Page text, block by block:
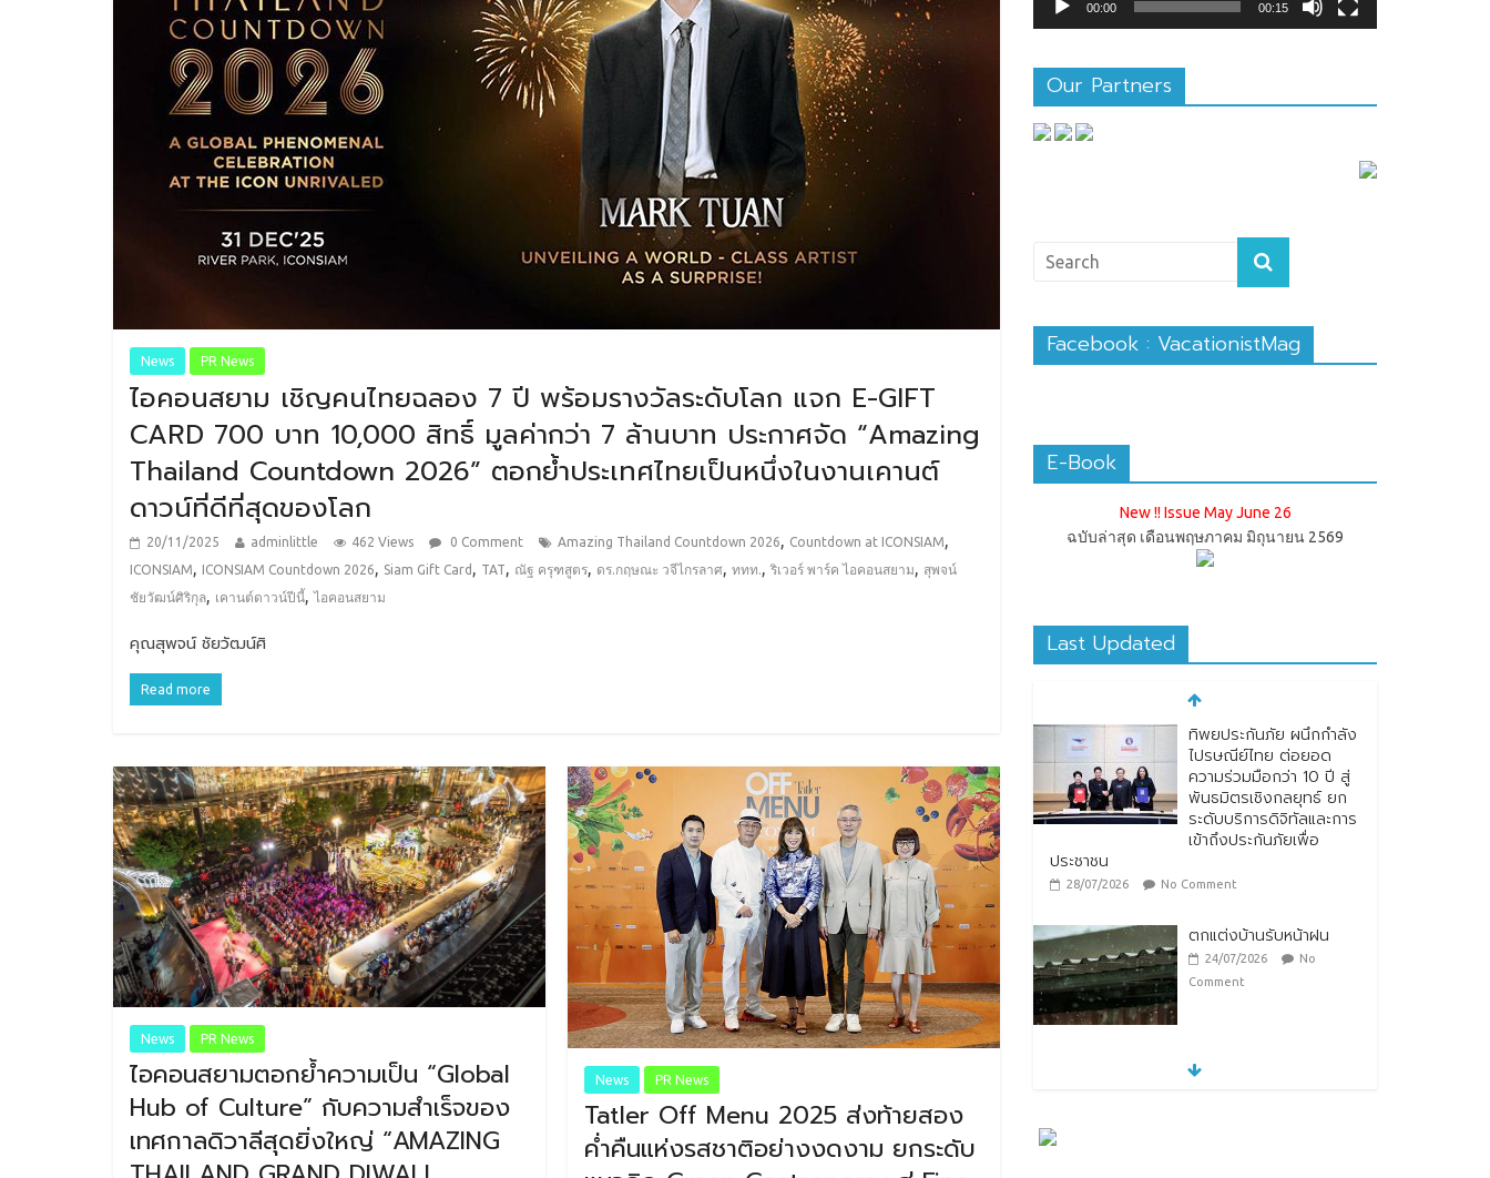
News PR News
ไอคอนสยาม เชิญคนไทยฉลอง 7 ปี พร้อมรางวัลระดับโลก แจก E-GIFT
CARD 700 บาท 10,000 สิทธิ์ มูลค่ากว่า 7 ล้านบาท ประกาศจัด “Amazing
Thailand Countdown 2026” ตอกย้ำประเทศไทยเป็นหนึ่งในงานเคานต์
ดาวน์ที่ดีที่สุดของโลก
20/11/2025 adminlittle 462 Views 0 Comment Amazing Thailand Countdown 2026, Countdown at ICONSIAM,
ICONSIAM, ICONSIAM Countdown 2026, Siam Gift Card , TAT, ณัฐ ครุฑสูตร, ดร.กฤษณะ วจีไกรลาศ, ททท.,ริเวอร์ พาร์ค ไอคอนสยาม, สุพจน์
ชัยวัฒน์ศิริกุล, เคานต์ดาวน์ปีนี้,ไอคอนสยาม
คุณสุพจน์ ชัยวัฒน์ศิ
Read more
News PR News
ไอคอนสยามตอกย้ำความเป็น “Global
Hub of Culture” กับความสำเร็จของ
เทศกาลดิวาลีสุดยิ่งใหญ่ “AMAZING
News PR News
Tatler Off Menu 2025 ส่งท้ายสอง
ค่ำคืนแห่งรสชาติอย่างงดงาม ยกระดับ
00:00 00:15
Our Partners
Facebook : VacationistMag
E-Book
New !! Issue May June 26
ฉบับล่าสุด เดือนพฤษภาคม มิถุนายน 2569
Last Updated
ทิพยประกันภัย ผนึกกำลัง
ไปรษณีย์ไทย ต่อยอด
ความร่วมมือกว่า 10 ปี สู่
พันธมิตรเชิงกลยุทธ์ ยก
ระดับบริการดิจิทัลและการ
เข้าถึงประกันภัยเพื่อ
ประชาชน
28/07/2026 No Comment
ตกแต่งบ้านรับหน้าฝน
24/07/2026
No
Comment
“รมว.ซาบีดา” แถลงข่าว